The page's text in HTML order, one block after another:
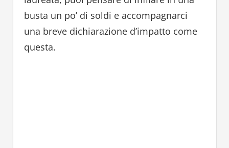
busta un po’ di soldi e accompagnarci
una breve dichiarazione d’impatto come
questa.